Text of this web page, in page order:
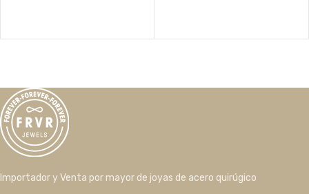
Importador y Venta por mayor de joyas de acero quirúgico